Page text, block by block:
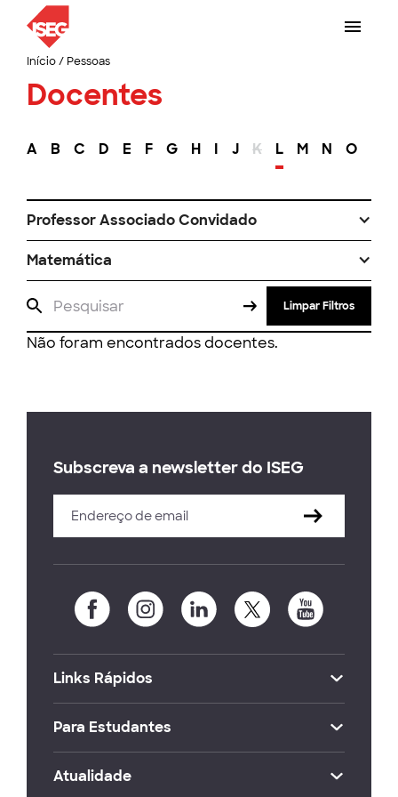
Início/ Pessoas
Docentes
A B C D E F G H I J K L M N O
Professor Associado Convidado
Matemática
Limpar Filtros
Não foram encontrados docentes.
Subscreva a newsletter do ISEG
Links Rápidos
Para Estudantes
Atualidade